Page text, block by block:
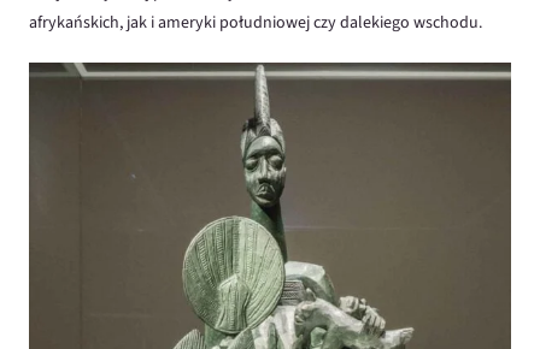
afrykańskich, jak i ameryki południowej czy dalekiego wschodu.